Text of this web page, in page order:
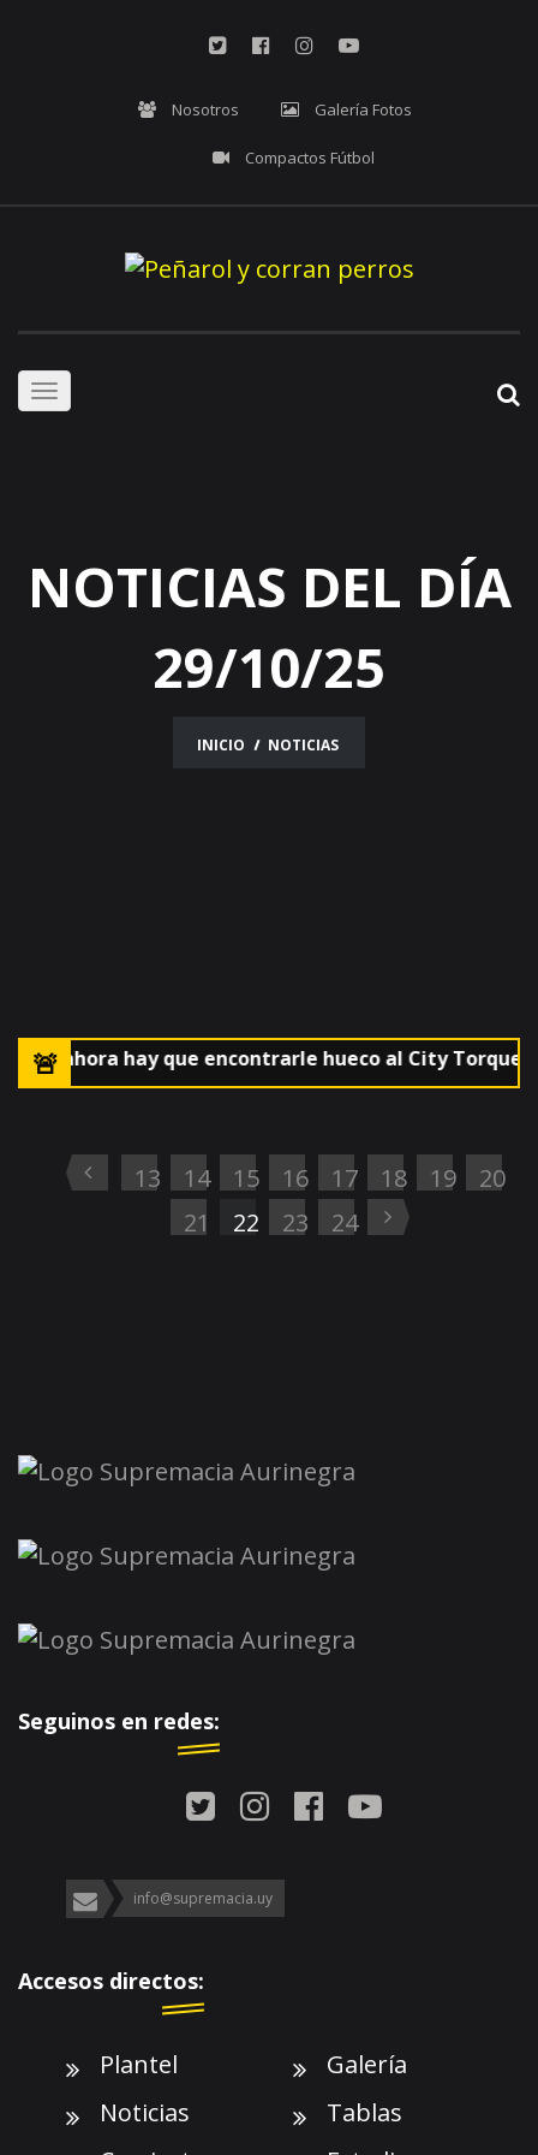
Nosotros Galería Fotos
Compactos Fútbol
Toggle
NOTICIAS DEL DÍA
29/10/25
INICIO NOTICIAS
y ahora hay que encontrarle hueco al City Torque-
13 14 15 16 17 18 19
20
21
22 23 24
Seguinos en redes:
info@supremacia.uy
Accesos directos:
Plantel
Galería
Noticias
Tablas